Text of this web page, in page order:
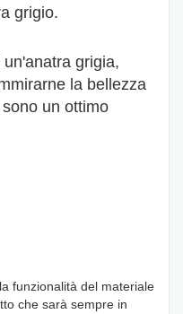
grigio.
grigia,
la bellezza
un ottimo
funzionalità del materiale
che sarà sempre in